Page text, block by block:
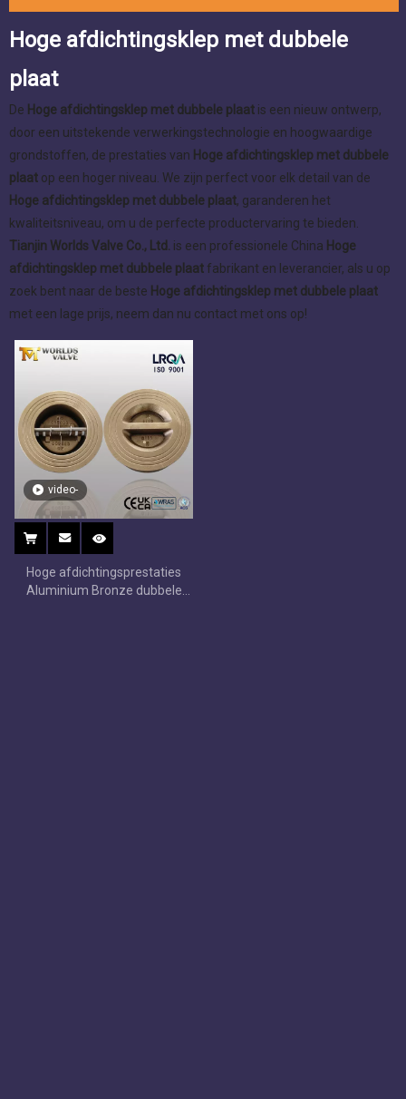
Hoge afdichtingsklep met dubbele
plaat
De Hoge afdichtingsklep met dubbele plaat is een nieuw ontwerp,
door een uitstekende verwerkingstechnologie en hoogwaardige
grondstoffen, de prestaties van Hoge afdichtingsklep met dubbele
plaat op een hoger niveau. We zijn perfect voor elk detail van de
Hoge afdichtingsklep met dubbele plaat, garanderen het
kwaliteitsniveau, om u de perfecte productervaring te bieden.
Tianjin Worlds Valve Co., Ltd. is een professionele China Hoge
afdichtingsklep met dubbele plaat fabrikant en leverancier, als u op
zoek bent naar de beste Hoge afdichtingsklep met dubbele plaat
met een lage prijs, neem dan nu contact met ons op!
video-
Hoge afdichtingsprestaties
Aluminium Bronze dubbele